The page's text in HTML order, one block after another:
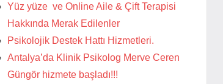
Yüz yüze ve Online Aile & Çift Terapisi
Hakkında Merak Edilenler
Psikolojik Destek Hattı Hizmetleri.
Antalya’da Klinik Psikolog Merve Ceren
Güngör hizmete başladı!!!